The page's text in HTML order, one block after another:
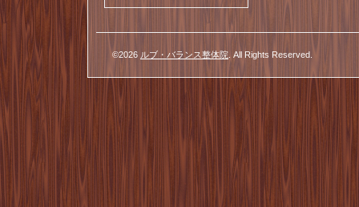
©2026 ルブ・バランス整体院 . All Rights Reserved.